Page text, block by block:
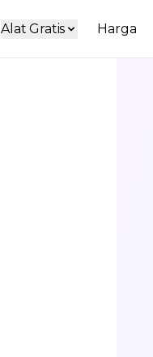
Alat Gratis Harga